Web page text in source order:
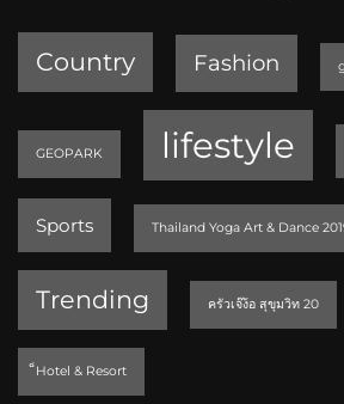
Country Fashion
GEOPARK lifestyle
Sports Thailand Yoga Art & Dance
Trending ครัวเจ๊ง้อ สุขุมวิท 20
็Hotel & Resort